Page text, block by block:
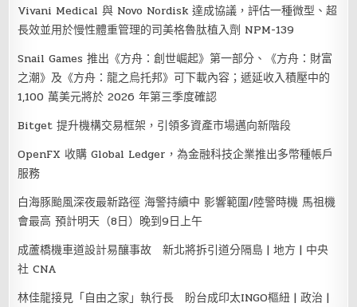
Vivani Medical 與 Novo Nordisk 達成協議，評估一種微型、超
長效並用於慢性體重管理的司美格魯肽植入劑 NPM-139
Snail Games 推出《方舟：創世崛起》第一部分、《方舟：財富
之潮》及《方舟：龍之烏托邦》可下載內容；遞延收入積壓中的
1,100 萬美元將於 2026 年第三季度確認
Bitget 提升機構交易框架，引領多資產市場邁向新階段
OpenFX 收購 Global Ledger，為金融科技企業推出多幣種帳戶
服務
白海豚颱風深夜最新路徑 海警持續中 影響範圍/陸警時機 馬祖機
會最高 預計明天（8日）晚到9日上午
成蘆橋機車道設計易釀事故 新北將拆引道分隔島 | 地方 | 中央
社 CNA
林佳龍接見「自由之家」執行長 盼台成印太INGO樞紐 | 政治 |